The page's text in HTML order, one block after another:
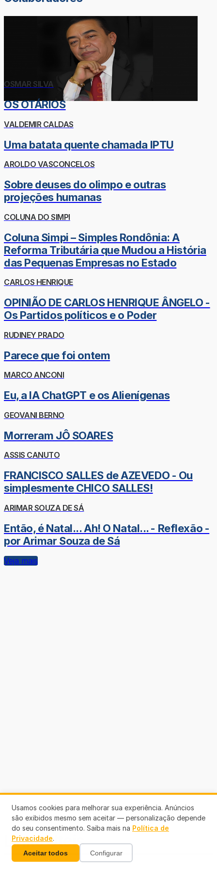
OSMAR SILVA
OS OTÁRIOS
VALDEMIR CALDAS
Uma batata quente chamada IPTU
AROLDO VASCONCELOS
Sobre deuses do olimpo e outras
projeções humanas
COLUNA DO SIMPI
Coluna Simpi – Simples Rondônia: A
Reforma Tributária que Mudou a História
das Pequenas Empresas no Estado
CARLOS HENRIQUE
OPINIÃO DE CARLOS HENRIQUE ÂNGELO -
Os Partidos políticos e o Poder
RUDINEY PRADO
Parece que foi ontem
MARCO ANCONI
Eu, a IA ChatGPT e os Alienígenas
GEOVANI BERNO
Morreram JÔ SOARES
ASSIS CANUTO
FRANCISCO SALLES de AZEVEDO - Ou
simplesmente CHICO SALLES!
ARIMAR SOUZA DE SÁ
Então, é Natal... Ah! O Natal... - Reflexão -
por Arimar Souza de Sá
Veja mais
Links Úteis
Usamos cookies para melhorar sua experiência. Anúncios
são exibidos mesmo sem aceitar — personalização depende
do seu consentimento. Saiba mais na Política de
Privacidade.
Aceitar todos Configurar